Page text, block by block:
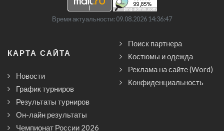
Время актуальности: 09.08.2026 14:36:47
КАРТА САЙТА
Новости
График турниров
Результаты турниров
Он-лайн результаты
Чемпионат России 2026
Поиск партнера
Костюмы и одежда
Реклама на сайте (Word)
Конфиденциальность